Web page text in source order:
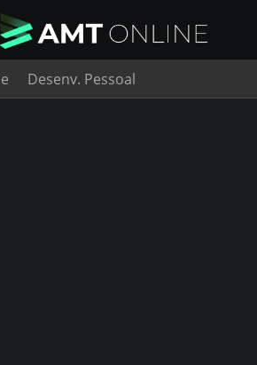
Desenv. Pessoal